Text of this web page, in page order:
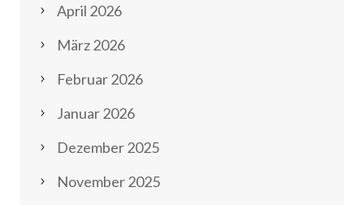
April 2026
März 2026
Februar 2026
Januar 2026
Dezember 2025
November 2025